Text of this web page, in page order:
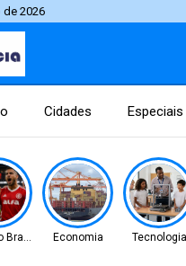
de 2026
Cidades Especiais
Brasil Economia Tecnologia